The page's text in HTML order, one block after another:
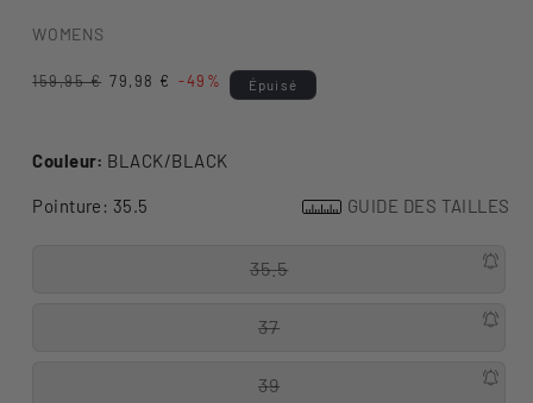
WOMENS
Prix
159,95 € Prix
79,98 € -49% Épuisé
Couleur: BLACK/BLACK
Pointure: 35.5 GUIDE DES TAILLES
35.5
37
39